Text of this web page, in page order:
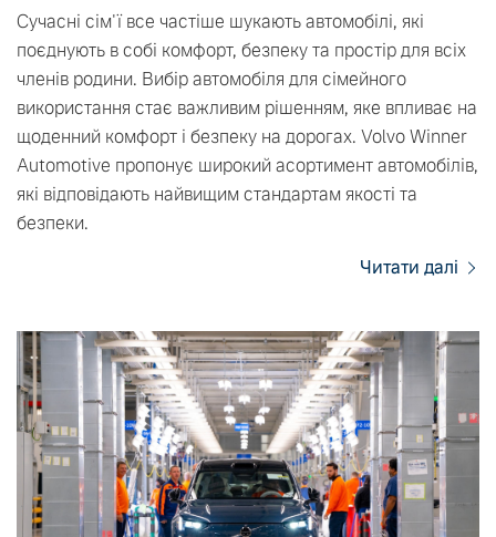
Сучасні сім'ї все частіше шукають автомобілі, які
поєднують в собі комфорт, безпеку та простір для всіх
членів родини. Вибір автомобіля для сімейного
використання стає важливим рішенням, яке впливає на
щоденний комфорт і безпеку на дорогах. Volvo Winner
Automotive пропонує широкий асортимент автомобілів,
які відповідають найвищим стандартам якості та
безпеки.
Читати далі